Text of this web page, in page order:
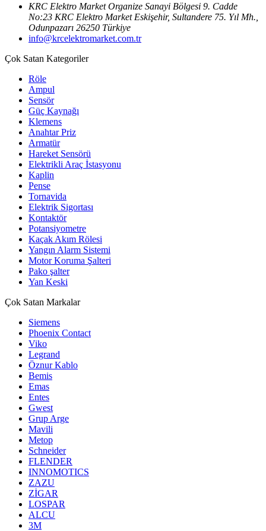
KRC Elektro Market Organize Sanayi Bölgesi 9. Cadde
No:23 KRC Elektro Market Eskişehir, Sultandere 75. Yıl Mh.,
Odunpazarı 26250 Türkiye
info@krcelektromarket.com.tr
Çok Satan Kategoriler
Röle
Ampul
Sensör
Güç Kaynağı
Klemens
Anahtar Priz
Armatür
Hareket Sensörü
Elektrikli Araç İstasyonu
Kaplin
Pense
Tornavida
Elektrik Sigortası
Kontaktör
Potansiyometre
Kaçak Akım Rölesi
Yangın Alarm Sistemi
Motor Koruma Şalteri
Pako şalter
Yan Keski
Çok Satan Markalar
Siemens
Phoenix Contact
Viko
Legrand
Öznur Kablo
Bemis
Emas
Entes
Gwest
Grup Arge
Mavili
Metop
Schneider
FLENDER
INNOMOTICS
ZAZU
ZİGAR
LOSPAR
ALCU
3M